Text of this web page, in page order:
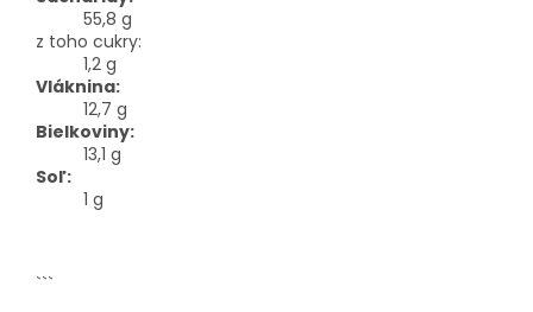
55,8 g
z toho cukry:
1,2 g
Vláknina:
12,7 g
Bielkoviny:
13,1 g
Soľ:
1 g
```